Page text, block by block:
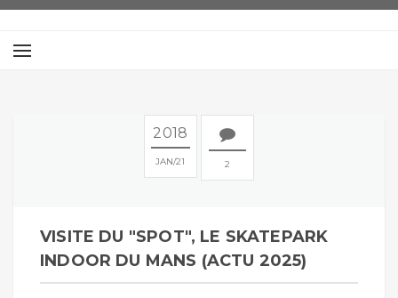
2018
JAN 21 2
VISITE DU "SPOT", LE SKATEPARK
INDOOR DU MANS (ACTU 2025)